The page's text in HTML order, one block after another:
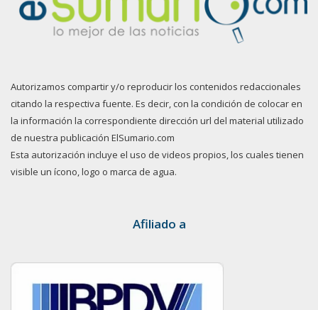
Autorizamos compartir y/o reproducir los contenidos redaccionales
citando la respectiva fuente. Es decir, con la condición de colocar en
la información la correspondiente dirección url del material utilizado
de nuestra publicación ElSumario.com
Esta autorización incluye el uso de videos propios, los cuales tienen
visible un ícono, logo o marca de agua.
Afiliado a